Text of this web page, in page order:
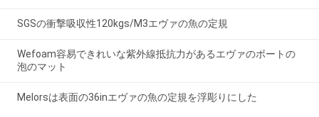
SGSの衝撃吸収性120kgs/M3エヴァの魚の定規
Wefoam容易できれいな紫外線抵抗力があるエヴァのボートの
泡のマット
Melorsは表面の36inエヴァの魚の定規を浮彫りにした